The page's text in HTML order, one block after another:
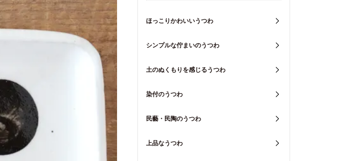
ほっこりかわいいうつわ
シンプルな佇まいのうつわ
土のぬくもりを感じるうつわ
染付のうつわ
民藝・民陶のうつわ
上品なうつわ